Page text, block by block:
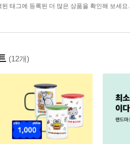
태그에 등록된 더 많은 상품을 확인해 보세요.
(12개)